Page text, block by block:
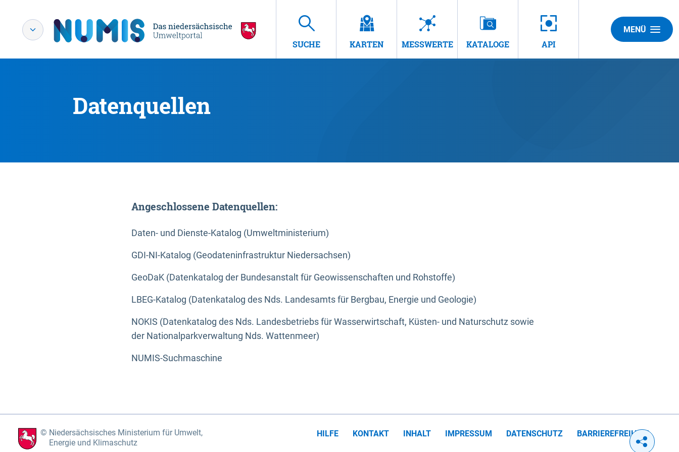
SUCHE KARTEN MESSWERTE KATALOGE API
MENÜ
Datenquellen
Angeschlossene Datenquellen:
Daten- und Dienste-Katalog (Umweltministerium)
GDI-NI-Katalog (Geodateninfrastruktur Niedersachsen)
GeoDaK (Datenkatalog der Bundesanstalt für Geowissenschaften und Rohstoffe)
LBEG-Katalog (Datenkatalog des Nds. Landesamts für Bergbau, Energie und Geologie)
NOKIS (Datenkatalog des Nds. Landesbetriebs für Wasserwirtschaft, Küsten- und Naturschutz sowie
der Nationalparkverwaltung Nds. Wattenmeer)
NUMIS-Suchmaschine
Niedersächsisches Ministerium für Umwelt,
Energie und Klimaschutz
HILFE KONTAKT INHALT IMPRESSUM DATENSCHUTZ BARRIEREFREIHEIT